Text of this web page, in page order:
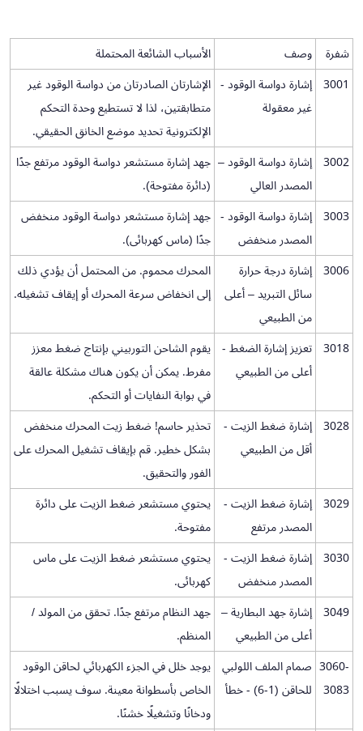
شفرة وصف
الأسباب الشائعة المحتملة
3001 إشارة دواسة الوقود -
غير معقولة
الإشارتان الصادرتان من دواسة الوقود غير
متطابقتين، لذا لا تستطيع وحدة التحكم
الإلكترونية تحديد موضع الخانق الحقيقي.
3002 إشارة دواسة الوقود –
المصدر العالي
جهد إشارة مستشعر دواسة الوقود مرتفع جدًا
(دائرة مفتوحة).
3003 إشارة دواسة الوقود -
المصدر منخفض
جهد إشارة مستشعر دواسة الوقود منخفض
جدًا (ماس كهربائى).
3006 إشارة درجة حرارة
سائل التبريد – أعلى
من الطبيعي
المحرك محموم. من المحتمل أن يؤدي ذلك
إلى انخفاض سرعة المحرك أو إيقاف تشغيله.
3018 تعزيز إشارة الضغط -
أعلى من الطبيعي
يقوم الشاحن التوربيني بإنتاج ضغط معزز
مفرط. يمكن أن يكون هناك مشكلة عالقة
في بوابة النفايات أو التحكم.
3028 إشارة ضغط الزيت -
أقل من الطبيعي
تحذير حاسم! ضغط زيت المحرك منخفض
بشكل خطير. قم بإيقاف تشغيل المحرك على
الفور والتحقيق.
3029 إشارة ضغط الزيت -
المصدر مرتفع
يحتوي مستشعر ضغط الزيت على دائرة
مفتوحة.
3030 إشارة ضغط الزيت -
المصدر منخفض
يحتوي مستشعر ضغط الزيت على ماس
كهربائى.
3049 إشارة جهد البطارية –
أعلى من الطبيعي
جهد النظام مرتفع جدًا. تحقق من المولد /
المنظم.
3060-
3083
صمام الملف اللولبي
للحاقن (1-6) - خطأ
يوجد خلل في الجزء الكهربائي لحاقن الوقود
الخاص بأسطوانة معينة. سوف يسبب اختلالًا
ودخانًا وتشغيلًا خشنًا.